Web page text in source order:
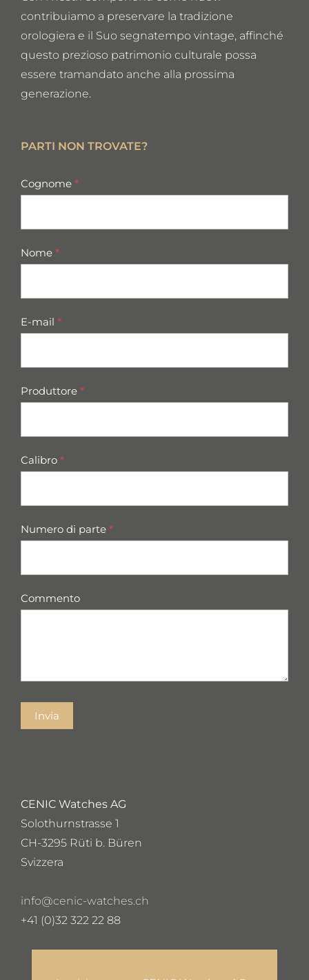
contribuiamo a preservare la tradizione
orologiera e il Suo segnatempo vintage, affinché
questo prezioso patrimonio culturale possa
essere tramandato anche alla prossima
generazione.
PARTI NON TROVATE?
missing
Cognome *
Nome *
E-mail *
Produttore *
Calibro *
Numero di parte *
Commento
Invia
CENIC Watches AG
Solothurnstrasse 1
CH-3295 Rüti b. Büren
Svizzera
info@cenic-watches.ch
+41 (0)32 322 22 88